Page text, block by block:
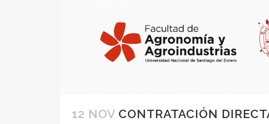
12 NOV CONTRATACIÓN